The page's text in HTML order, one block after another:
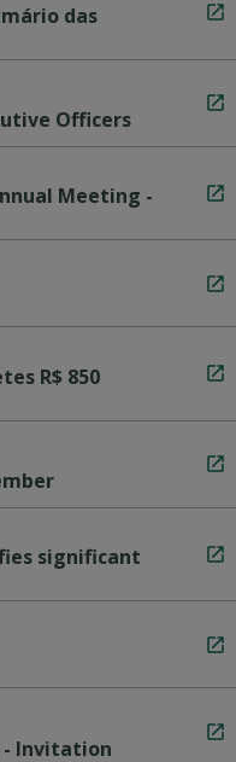
das
Officers
Meeting -
R$ 850
significant
- Invitation